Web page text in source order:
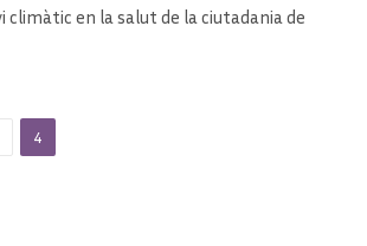
climàtic en la salut de la ciutadania de
4